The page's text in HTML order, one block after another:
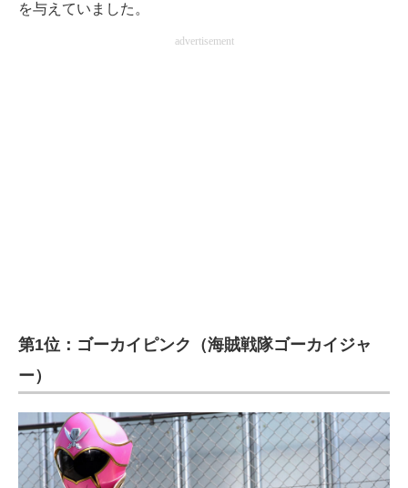
を与えていました。
advertisement
第1位：ゴーカイピンク（海賊戦隊ゴーカイジャ
ー）